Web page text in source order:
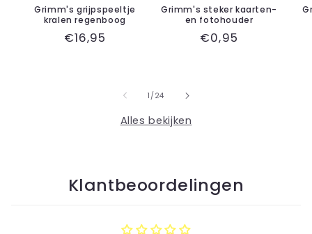
Grimm's grijpspeeltje
kralen regenboog
Normale
€16,95
Grimm's steker kaarten-
en fotohouder
Normale
€0,95
1 /van
24
Alles bekijken
Klantbeoordelingen